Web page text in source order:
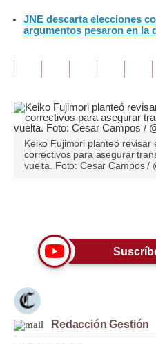
Plus G
Opinión
Pregunta de hoy
Blogs
Tendencias
Moda
Mundo
EEUU
JNE descarta elecciones
argumentos pesaron en la
Keiko Fujimori planteó revisar
correctivos para asegurar
vuelta. Foto: Cesar Campos /
Redacción Gestión